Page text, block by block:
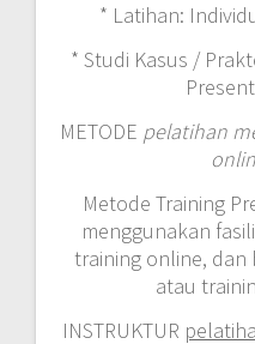
* Latihan:
* Studi Kasus /
METODE pelatihan
Metode Training
menggunakan
training online, dan
atau
INSTRUKTUR